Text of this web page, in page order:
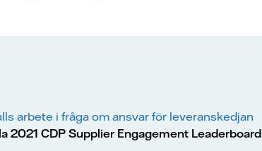
arbete i fråga om ansvar för leveranskedjan
2021 CDP Supplier Engagement Leaderboard